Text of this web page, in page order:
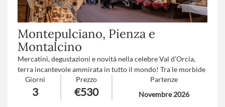
Montepulciano, Pienza e
Montalcino
Mercatini, degustazioni e novità nella celebre Val d’Orcia,
terra incantevole ammirata in tutto il mondo! Tra le morbide
colline senesi, che in ogni stagione si vestono di colori e
atmosfere da fiaba, si snodano borghi incantevoli dove il
tempo sembra essersi fermato. Qui, il fascino autentico del
Giorni
3
Prezzo
€530
Partenze
Novembre 2026